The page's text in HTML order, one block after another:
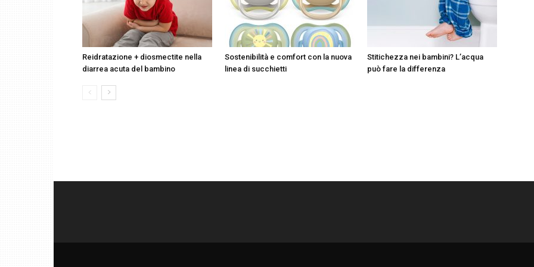
Reidratazione + diosmectite nella
diarrea acuta del bambino
Sostenibilità e comfort con la nuova
linea di succhietti
Stitichezza nei bambini? L’acqua
può fare la differenza